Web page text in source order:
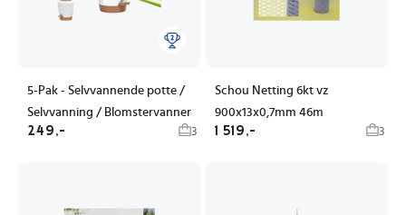
5-Pak - Selvvannende potte /
Selvvanning / Blomstervanner
249,- 3
Schou Netting 6kt vz
900x13x0,7mm 46m
1 519,- 3